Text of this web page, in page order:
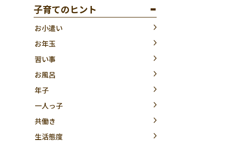
子育てのヒント
お小遣い
お年玉
習い事
お風呂
年子
一人っ子
共働き
生活態度